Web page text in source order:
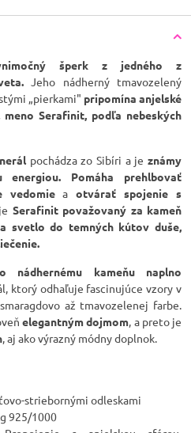
šperk z jedného z
Jeho nádherný tmavozelený
„pierkami" pripomína anjelské
meno Serafinit, podľa nebeských
pochádza zo Sibíri a je známy
energiou.
Pomáha prehlbovať
vedomieaotvárať spojenie s
Serafinit považovaný za kameň
svetlo do temných kútov duše,
nádhernému kameňu naplno
ktorý odhaľuje fascinujúce vzory v
až tmavozelenej farbe.
elegantným dojmom, a preto je
, aj ako výrazný módny doplnok.
striebornými odleskami
925/1000